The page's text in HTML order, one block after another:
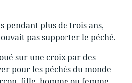
pendant plus de trois ans,
pas supporter le péché.
sur une croix par des
pour les péchés du monde